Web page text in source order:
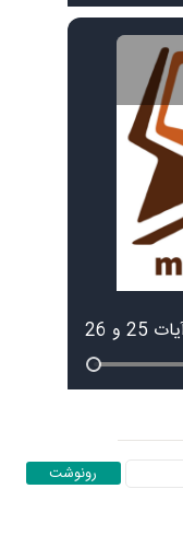
رونوشت